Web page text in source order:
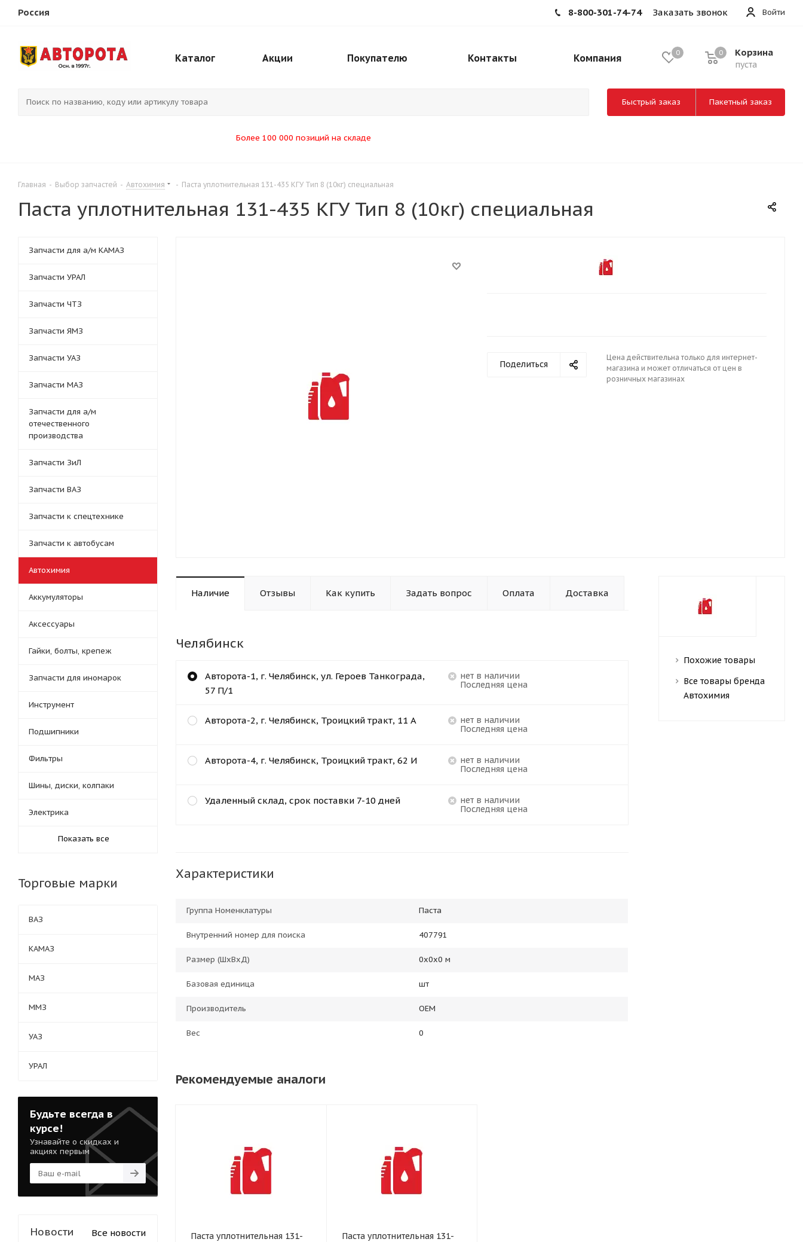
Россия Войти
8-800-301-74-74 Заказать звонок
0 Корзина
пуста
0
Каталог Акции Покупателю Контакты Компания
Более 100 000 позиций на складе
Быстрый заказ Пакетный заказ
Главная - Выбор запчастей - Автохимия - Паста уплотнительная 131-435 КГУ Тип 8 (10кг) специальная
Паста уплотнительная 131-435 КГУ Тип 8 (10кг) специальная
Поделиться
Цена действительна только для интернет-
магазина и может отличаться от цен в
розничных магазинах
Наличие Отзывы Как купить Задать вопрос Оплата Доставка
Челябинск
Нет в наличии
Последняя цена
Авторота-1, г. Челябинск, ул. Героев Танкограда,
57 П/1
Нет в наличии
Последняя цена
Авторота-2, г. Челябинск, Троицкий тракт, 11 А
Нет в наличии
Последняя цена
Авторота-4, г. Челябинск, Троицкий тракт, 62 И
Нет в наличии
Последняя цена
Удаленный склад, срок поставки 7-10 дней
Характеристики
Группа Номенклатуры Паста
Внутренний номер для поиска 407791
Размер (ШхВхД) 0х0х0 м
Базовая единица шт
Производитель OEM
Вес 0
Рекомендуемые аналоги
Паста уплотнительная 131-
Паста уплотнительная 131-
Похожие товары
Все товары бренда
Автохимия
Запчасти для а/м КАМАЗ
Запчасти УРАЛ
Запчасти ЧТЗ
Запчасти ЯМЗ
Запчасти УАЗ
Запчасти МАЗ
Запчасти для а/м
отечественного
производства
Запчасти ЗиЛ
Запчасти ВАЗ
Запчасти к спецтехнике
Запчасти к автобусам
Автохимия
Аккумуляторы
Аксессуары
Гайки, болты, крепеж
Запчасти для иномарок
Инструмент
Подшипники
Фильтры
Шины, диски, колпаки
Электрика
Показать все
Торговые марки
ВАЗ
КАМАЗ
МАЗ
ММЗ
УАЗ
УРАЛ
Будьте всегда в
курсе!
Узнавайте о скидках и
акциях первым
Новости Все новости